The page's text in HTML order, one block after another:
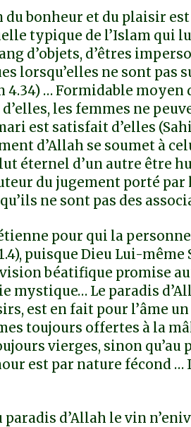
bonheur et du plaisir est
typique de l’Islam qui
d’objets, d’êtres
lorsqu’elles ne sont
4.34) … Formidable moyen
les femmes ne
est satisfait d’elles
d’Allah se soumet à
éternel d’un autre être
du jugement porté
ne sont pas des
pour qui la
puisque Dieu Lui-même
béatifique promise
mystique… Le paradis
est en fait pour l’âme
toujours offertes à la
vierges, sinon qu’au
est par nature fécond …
d’Allah le vin